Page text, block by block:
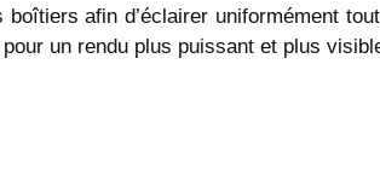
afin d’éclairer uniformément
un rendu plus puissant et plus